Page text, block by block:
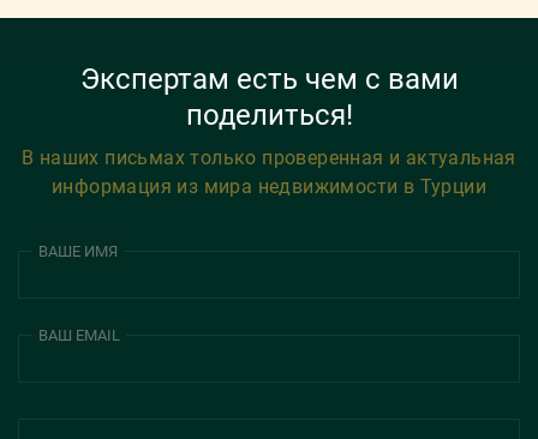
Экспертам есть чем с вами
поделиться!
В наших письмах только проверенная и актуальная
информация из мира недвижимости в Турции
ВАШЕ ИМЯ
ВАШ EMAIL